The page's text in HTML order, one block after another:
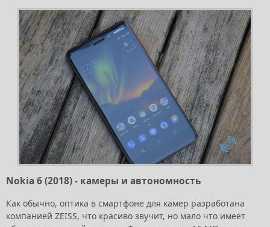
Nokia 6 (2018) - камеры и автономность
Как обычно, оптика в смартфоне для камер разработана
компанией ZEISS, что красиво звучит, но мало что имеет